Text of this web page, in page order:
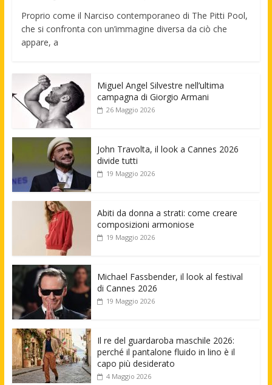
Proprio come il Narciso contemporaneo di The Pitti Pool,
che si confronta con un’immagine diversa da ciò che
appare, a
Miguel Angel Silvestre nell’ultima
campagna di Giorgio Armani
26 Maggio 2026
John Travolta, il look a Cannes 2026
divide tutti
19 Maggio 2026
Abiti da donna a strati: come creare
composizioni armoniose
19 Maggio 2026
Michael Fassbender, il look al festival
di Cannes 2026
19 Maggio 2026
Il re del guardaroba maschile 2026:
perché il pantalone fluido in lino è il
capo più desiderato
4 Maggio 2026